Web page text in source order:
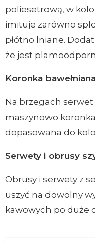
poliesetrową, w
imituje zarówno
płótno lniane.
że jest
Koronka
Na brzegach
maszynowo
dopasowana do
Serwety i obrusy
Obrusy i serwety z
uszyć na dowolny
kawowych po duże